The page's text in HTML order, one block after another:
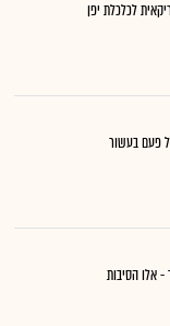
פעם בעשור
אלו הסיבות